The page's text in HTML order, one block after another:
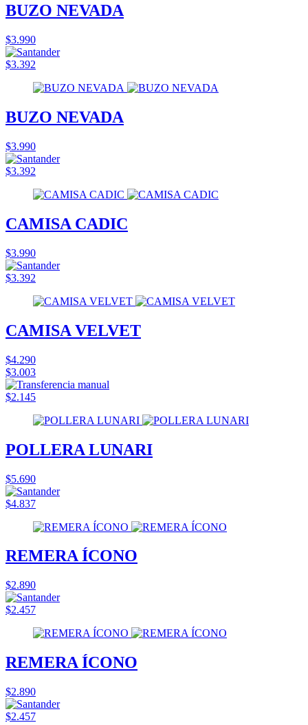
BUZO NEVADA
$3.990
$3.392
BUZO NEVADA
$3.990
$3.392
CAMISA CADIC
$3.990
$3.392
CAMISA VELVET
$4.290
$3.003
$2.145
POLLERA LUNARI
$5.690
$4.837
REMERA ÍCONO
$2.890
$2.457
REMERA ÍCONO
$2.890
$2.457